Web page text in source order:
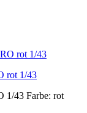
rot 1/43
1/43 Farbe: rot